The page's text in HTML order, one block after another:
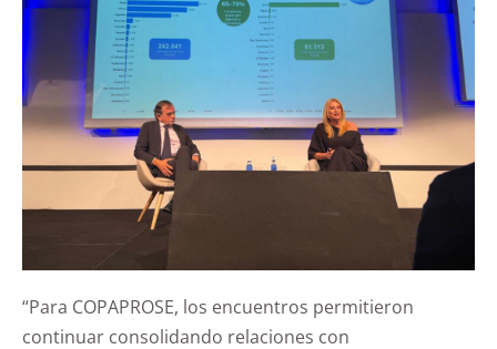
“Para COPAPROSE, los encuentros permitieron
continuar consolidando relaciones con